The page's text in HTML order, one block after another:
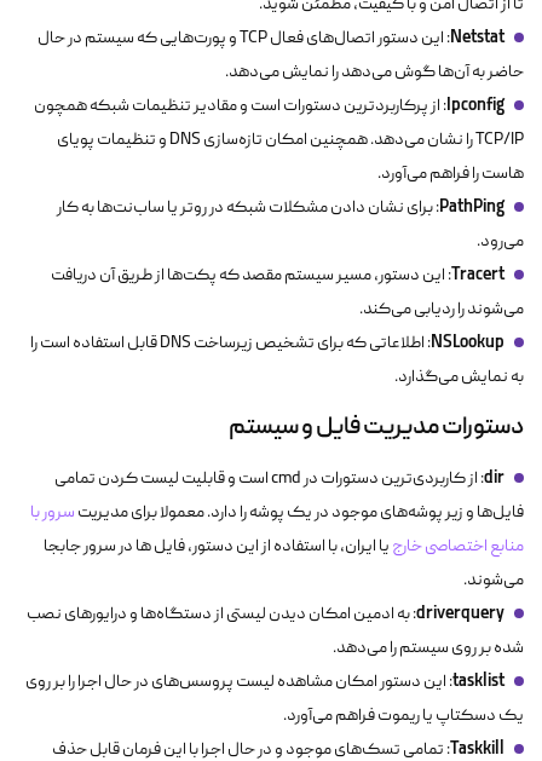
تا از اتصال امن و با کیفیت، مطمئن شوید.
Netstat
: این دستور اتصال‌های فعال TCP و پورت‌هایی که سیستم در حال
حاضر به آن‌ها گوش می‌دهد را نمایش می‌دهد.
Ipconfig: از پرکاربردترین دستورات است و مقادیر تنظیمات شبکه همچون
TCP/IP را نشان می‌دهد. همچنین امکان تازه‌سازی DNS و تنظیمات پویای
هاست را فراهم می‌آورد.
PathPing: برای نشان دادن مشکلات شبکه در روتر یا ساب‌نت‌ها به کار
می‌رود.
Tracert: این دستور، مسیر سیستم مقصد که پکت‌ها از طریق آن دریافت
می‌شوند را ردیابی می‌کند.
NSLookup
: اطلاعاتی که برای تشخیص زیرساخت DNS قابل استفاده است را
به نمایش می‌گذارد.
دستورات مدیریت فایل و سیستم
dir: از کاربردی‌ترین دستورات درcmdاست و قابلیت لیست کردن تمامی
فایل‌ها و زیر پوشه‌های موجود در یک پوشه را دارد. معمولا برای مدیریت سرور با
منابع اختصاصی خارج یا ایران، با استفاده از این دستور، فایل ها در سرور جابجا
می‌شوند.
driverquery: به ادمین امکان دیدن لیستی از دستگاه‌ها و درایورهای نصب
شده بر روی سیستم را می‌دهد.
tasklist: این دستور امکان مشاهده لیست پروسس‌های در حال اجرا را بر روی
یک دسکتاپ یا ریموت فراهم می‌آورد.
Taskkill: تمامی تسک‌های موجود و در حال اجرا با این فرمان قابل حذف